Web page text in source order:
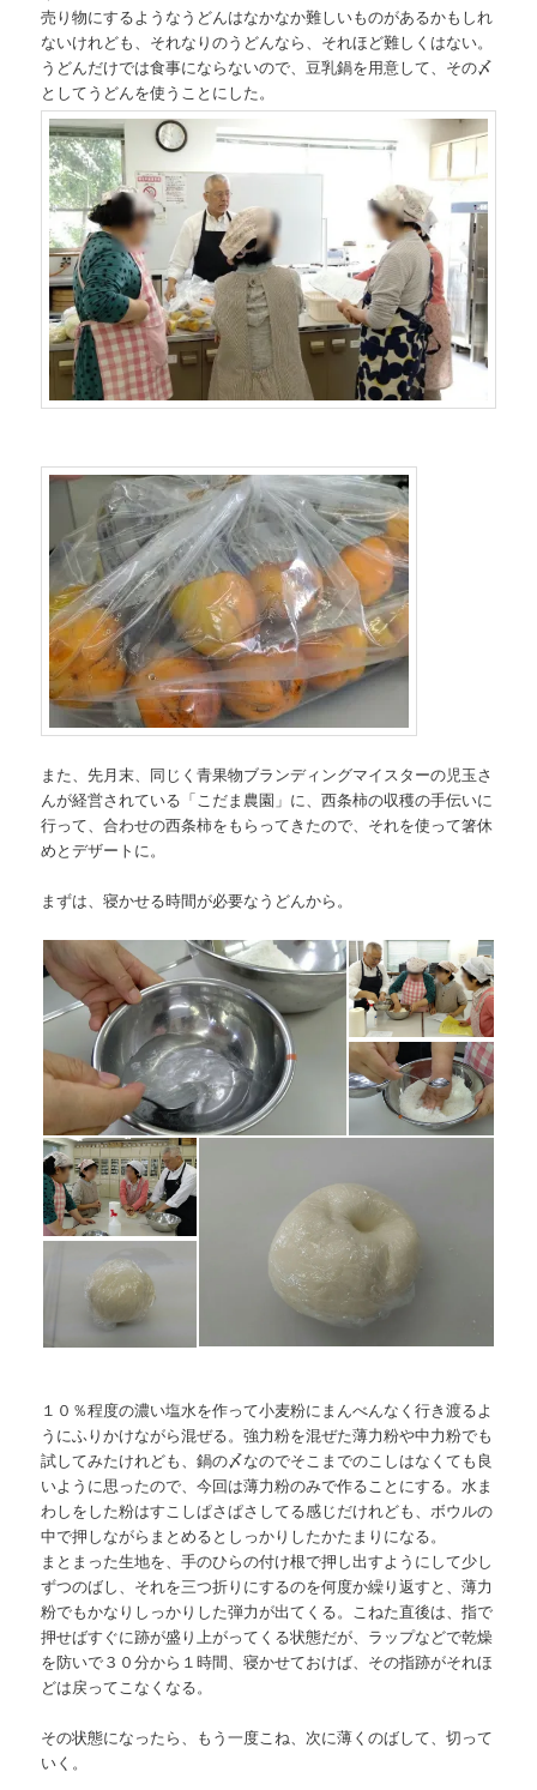
売り物にするようなうどんはなかなか難しいものがあるかもしれ
ないけれども、それなりのうどんなら、それほど難しくはない。
うどんだけでは食事にならないので、豆乳鍋を用意して、その〆
としてうどんを使うことにした。
また、先月末、同じく青果物ブランディングマイスターの児玉さ
んが経営されている「こだま農園」に、西条柿の収穫の手伝いに
行って、合わせの西条柿をもらってきたので、それを使って箸休
めとデザートに。
まずは、寝かせる時間が必要なうどんから。
１０％程度の濃い塩水を作って小麦粉にまんべんなく行き渡るよ
うにふりかけながら混ぜる。強力粉を混ぜた薄力粉や中力粉でも
試してみたけれども、鍋の〆なのでそこまでのこしはなくても良
いように思ったので、今回は薄力粉のみで作ることにする。水ま
わしをした粉はすこしぱさぱさしてる感じだけれども、ボウルの
中で押しながらまとめるとしっかりしたかたまりになる。
まとまった生地を、手のひらの付け根で押し出すようにして少し
ずつのばし、それを三つ折りにするのを何度か繰り返すと、薄力
粉でもかなりしっかりした弾力が出てくる。こねた直後は、指で
押せばすぐに跡が盛り上がってくる状態だが、ラップなどで乾燥
を防いで３０分から１時間、寝かせておけば、その指跡がそれほ
どは戻ってこなくなる。
その状態になったら、もう一度こね、次に薄くのばして、切って
いく。